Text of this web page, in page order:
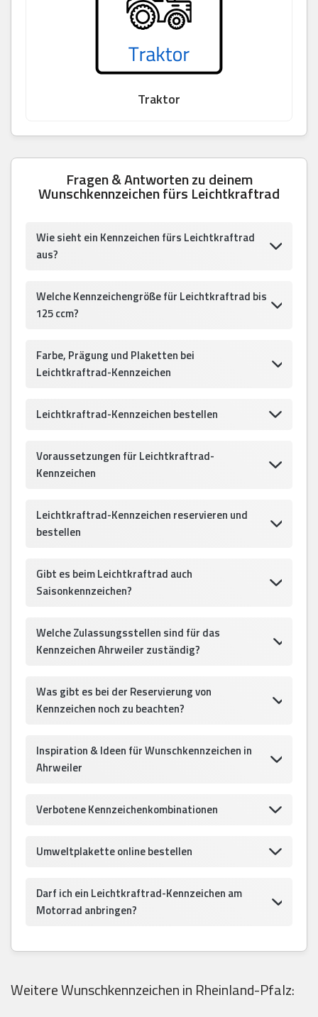
Traktor
Fragen & Antworten zu deinem
Wunschkennzeichen fürs Leichtkraftrad
Wie sieht ein Kennzeichen fürs Leichtkraftrad
aus?
Welche Kennzeichengröße für Leichtkraftrad bis
125 ccm?
Farbe, Prägung und Plaketten bei
Leichtkraftrad-Kennzeichen
Leichtkraftrad-Kennzeichen bestellen
Voraussetzungen für Leichtkraftrad-
Kennzeichen
Leichtkraftrad-Kennzeichen reservieren und
bestellen
Gibt es beim Leichtkraftrad auch
Saisonkennzeichen?
Welche Zulassungsstellen sind für das
Kennzeichen Ahrweiler zuständig?
Was gibt es bei der Reservierung von
Kennzeichen noch zu beachten?
Inspiration & Ideen für Wunschkennzeichen in
Ahrweiler
Verbotene Kennzeichenkombinationen
Umweltplakette online bestellen
Darf ich ein Leichtkraftrad-Kennzeichen am
Motorrad anbringen?
Weitere Wunschkennzeichen in Rheinland-Pfalz: